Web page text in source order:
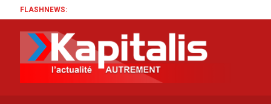
FLASHNEWS: